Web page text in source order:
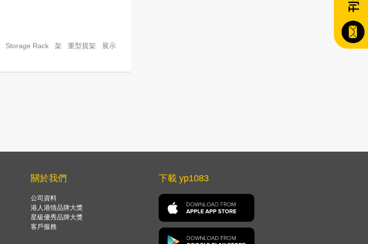
Storage Rack 架 重型貨架
展示
關於我們
公司資料
港人港情品牌大獎
星級優秀品牌大獎
客戶服務
下載 yp1083